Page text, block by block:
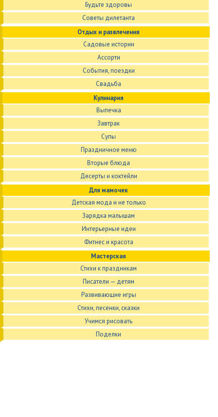
Будьте здоровы
Советы дилетанта
Отдых и развлечения
Садовые истории
Ассорти
События, поездки
Свадьба
Кулинария
Выпечка
Завтрак
Супы
Праздничное меню
Вторые блюда
Десерты и коктейли
Для мамочек
Детская мода и не только
Зарядка малышам
Интерьерные идеи
Фитнес и красота
Мастерская
Стихи к праздникам
Писатели — детям
Развивающие игры
Стихи, песенки, сказки
Учимся рисовать
Поделки